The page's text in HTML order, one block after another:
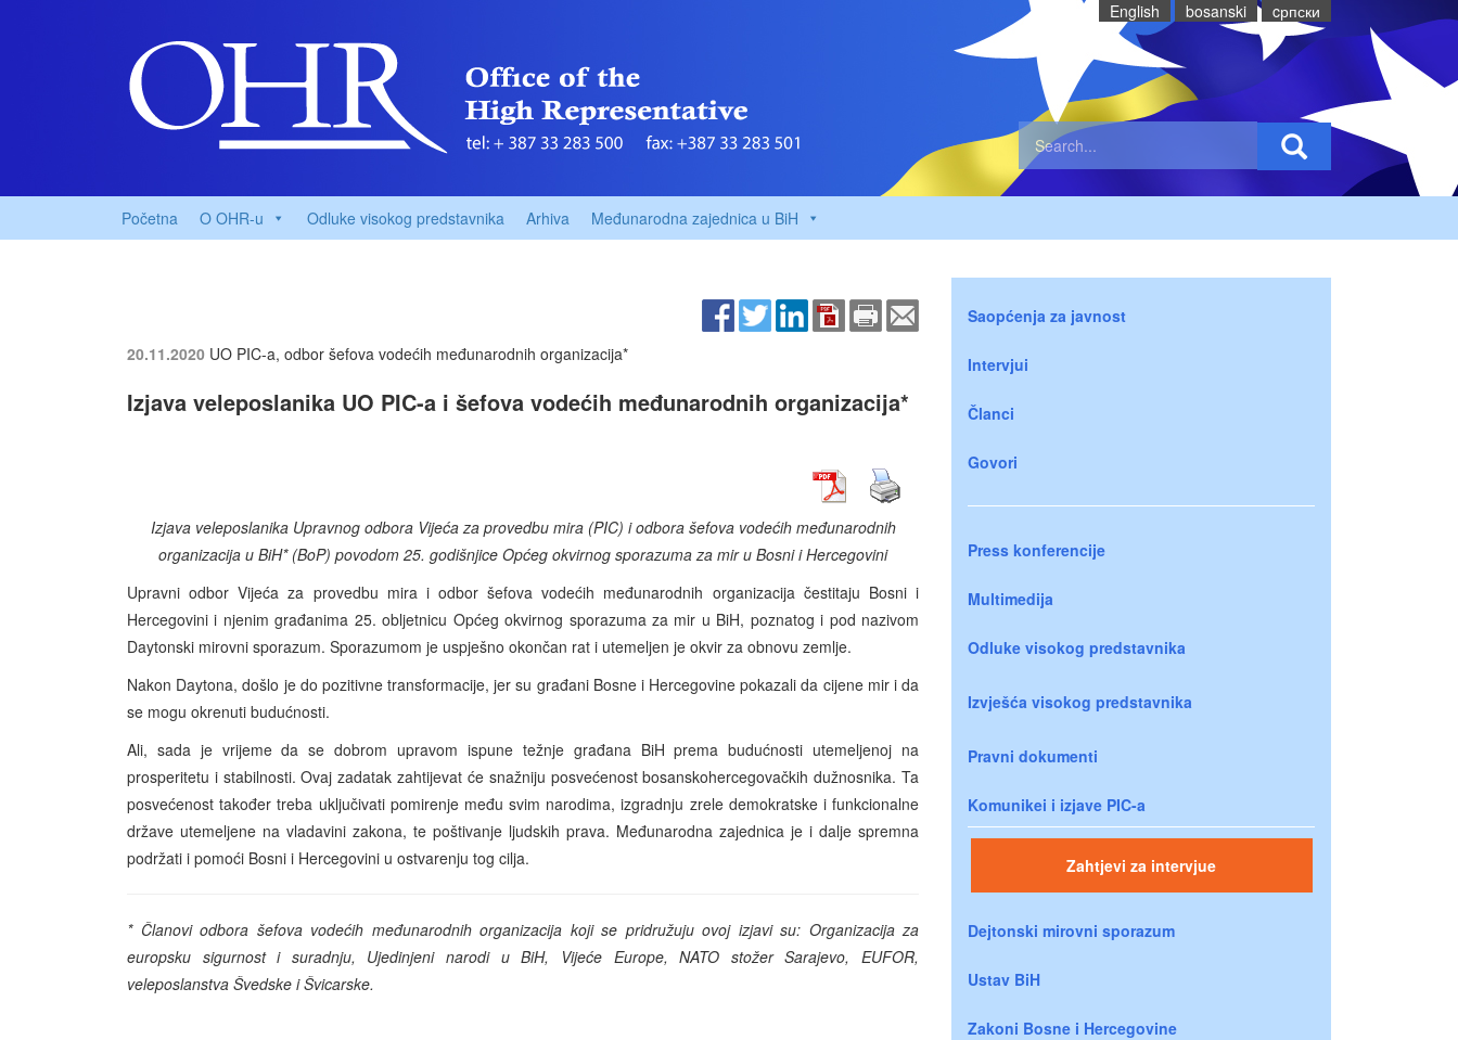
English bosanski cрпски
Početna O OHR-u Odluke visokog predstavnika Arhiva Međunarodna zajednica u BiH
20.11.2020 UO PIC-a, odbor šefova vodećih međunarodnih organizacija*
Izjava veleposlanika UO PIC-a i šefova vodećih međunarodnih organizacija*
Izjava veleposlanika Upravnog odbora Vijeća za provedbu mira (PIC) i odbora šefova vodećih međunarodnih
organizacija u BiH* (BoP) povodom 25. godišnjice Općeg okvirnog sporazuma za mir u Bosni i Hercegovini
Upravni odbor Vijeća za provedbu mira i odbor šefova vodećih međunarodnih organizacija čestitaju Bosni i
Hercegovini i njenim građanima 25. obljetnicu Općeg okvirnog sporazuma za mir u BiH, poznatog i pod nazivom
Daytonski mirovni sporazum. Sporazumom je uspješno okončan rat i utemeljen je okvir za obnovu zemlje.
Nakon Daytona, došlo je do pozitivne transformacije, jer su građani Bosne i Hercegovine pokazali da cijene mir i da
se mogu okrenuti budućnosti.
Ali, sada je vrijeme da se dobrom upravom ispune težnje građana BiH prema budućnosti utemeljenoj na
prosperitetu i stabilnosti. Ovaj zadatak zahtijevat će snažniju posvećenost bosanskohercegovačkih dužnosnika. Ta
posvećenost također treba uključivati pomirenje među svim narodima, izgradnju zrele demokratske i funkcionalne
države utemeljene na vladavini zakona, te poštivanje ljudskih prava. Međunarodna zajednica je i dalje spremna
podržati i pomoći Bosni i Hercegovini u ostvarenju tog cilja.
* Članovi odbora šefova vodećih međunarodnih organizacija koji se pridružuju ovoj izjavi su: Organizacija za
europsku sigurnost i suradnju, Ujedinjeni narodi u BiH, Vijeće Europe, NATO stožer Sarajevo, EUFOR,
veleposlanstva Švedske i Švicarske.
Saopćenja za javnost
Intervjui
Članci
Govori
Press konferencije
Multimedija
Odluke visokog predstavnika
Izvješća visokog predstavnika
Pravni dokumenti
Komunikei i izjave PIC-a
Zahtjevi za intervjue
Dejtonski mirovni sporazum
Ustav BiH
Zakoni Bosne i Hercegovine